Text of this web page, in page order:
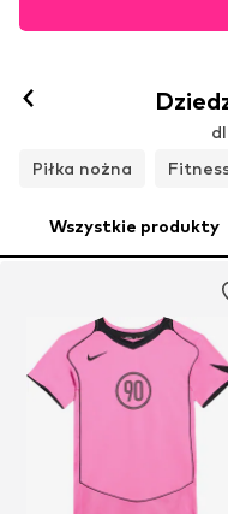
Piłka nożna
Wszystkie produkty